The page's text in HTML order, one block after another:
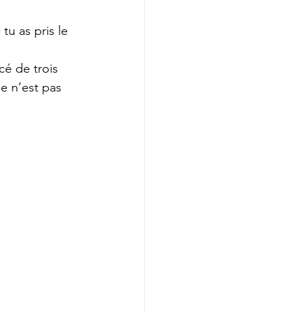
as pris le
de trois
n’est pas